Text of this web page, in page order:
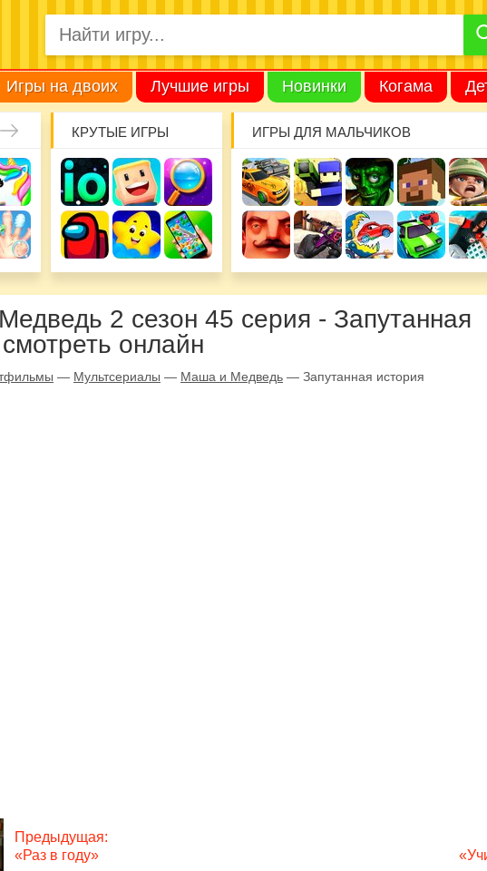
Игры на двоих Лучшие игры Новинки Когама
КРУТЫЕ ИГРЫ ИГРЫ ДЛЯ МАЛЬЧИКОВ
2 сезон 45 серия - Запутанная
онлайн
— Мультсериалы — Маша и Медведь — Запутанная история
Предыдущая:
«Раз в году»